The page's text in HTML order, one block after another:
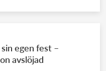
egen fest –
avslöjad